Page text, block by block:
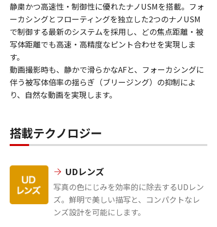
静粛かつ高速性・制御性に優れたナノUSMを搭載。フォ
ーカシングとフローティングを独立した2つのナノUSM
で制御する最新のシステムを採用し、どの焦点距離・被
写体距離でも高速・高精度なピント合わせを実現しま
す。
動画撮影時も、静かで滑らかなAFと、フォーカシングに
伴う被写体倍率の揺らぎ（ブリージング）の抑制によ
り、自然な動画を実現します。
搭載テクノロジー
UDレンズ
写真の色にじみを効率的に除去するUDレン
ズ。鮮明で美しい描写と、コンパクトなレ
ンズ設計を可能にします。